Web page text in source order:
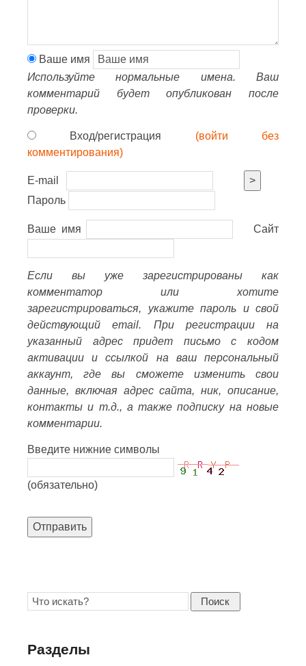
Ваше имя
Используйте нормальные имена. Ваш
комментарий будет опубликован после
проверки.
Вход/регистрация (войти без
комментирования)
E-mail
>
Пароль
Ваше имя Сайт
Если вы уже зарегистрированы как
комментатор или хотите
зарегистрироваться, укажите пароль и свой
действующий email. При регистрации на
указанный адрес придет письмо с кодом
активации и ссылкой на ваш персональный
аккаунт, где вы сможете изменить свои
данные, включая адрес сайта, ник, описание,
контакты и т.д., а также подписку на новые
комментарии.
Введите нижние символы
(обязательно)
Отправить
Поиск
Разделы